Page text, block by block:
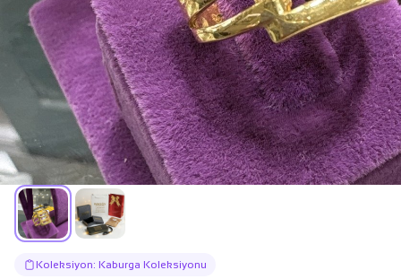
Koleksiyon: Kaburga Koleksiyonu